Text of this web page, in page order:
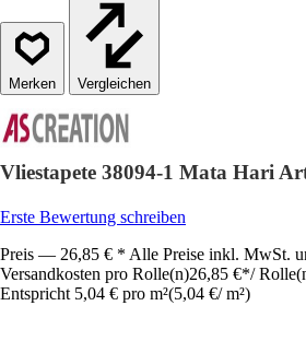
Vergleichen
Vliestapete 38094-1 Mata Hari
Erste Bewertung schreiben
Preis — 26,85 € * Alle Preise inkl. MwSt.
Versandkosten pro Rolle(n)26,85 €*/
Entspricht 5,04 € pro m²(5,04 €/ m²)